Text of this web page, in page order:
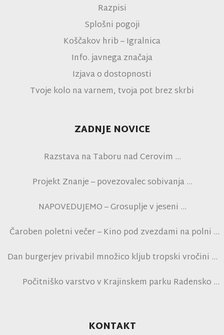
Razpisi
Splošni pogoji
Koščakov hrib – Igralnica
Info. javnega značaja
Izjava o dostopnosti
Tvoje kolo na varnem, tvoja pot brez skrbi
ZADNJE NOVICE
Razstava na Taboru nad Cerovim
Projekt Znanje – povezovalec sobivanja
NAPOVEDUJEMO – Grosuplje v jeseni
Čaroben poletni večer – Kino pod zvezdami na polni
Dan burgerjev privabil množico kljub tropski vročini
Počitniško varstvo v Krajinskem parku Radensko
KONTAKT